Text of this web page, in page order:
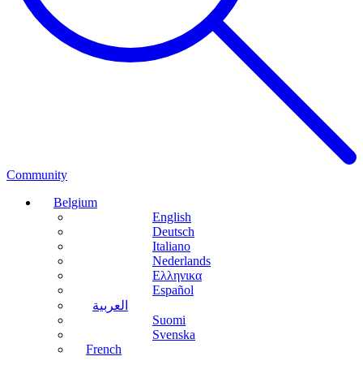
Community
Belgium
English
Deutsch
Italiano
Nederlands
Ελληνικα
Español
العربية
Suomi
Svenska
French